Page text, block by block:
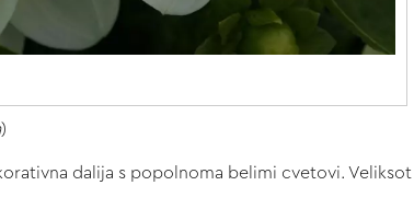
)
dalija s popolnoma belimi cvetovi. Veliksot